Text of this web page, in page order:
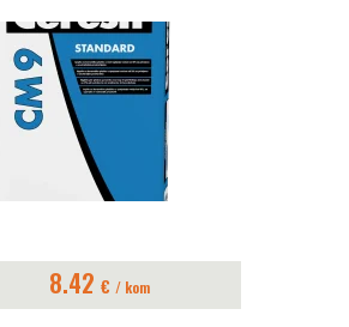
8.42 € / kom